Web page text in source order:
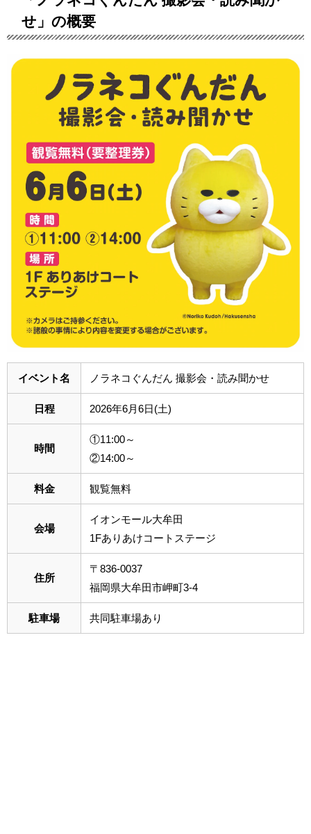
せ」の概要
イベント名 ノラネコぐんだん 撮影会・読み聞かせ
日程 2026年6月6日(土)
時間
①11:00～
②14:00～
料金 観覧無料
会場
イオンモール大牟田
1Fありあけコートステージ
住所
〒836-0037
福岡県大牟田市岬町3-4
駐車場 共同駐車場あり